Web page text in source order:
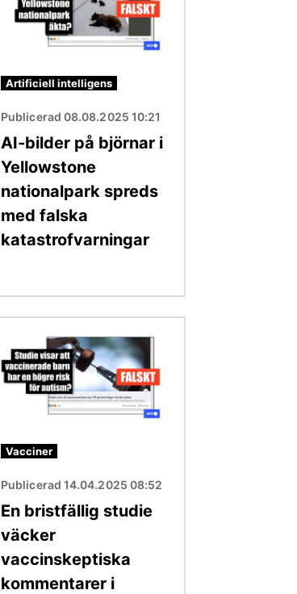
Artificiell intelligens
Publicerad 08.08.2025 10:21
AI-bilder på björnar i
Yellowstone
nationalpark spreds
med falska
katastrofvarningar
Vacciner
Publicerad 14.04.2025 08:52
En bristfällig studie
väcker
vaccinskeptiska
kommentarer i